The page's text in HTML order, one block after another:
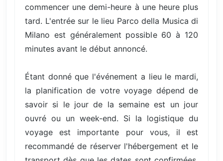
commencer une demi-heure à une heure plus
tard. L'entrée sur le lieu Parco della Musica di
Milano est généralement possible 60 à 120
minutes avant le début annoncé.
Étant donné que l'événement a lieu le mardi,
la planification de votre voyage dépend de
savoir si le jour de la semaine est un jour
ouvré ou un week-end. Si la logistique du
voyage est importante pour vous, il est
recommandé de réserver l'hébergement et le